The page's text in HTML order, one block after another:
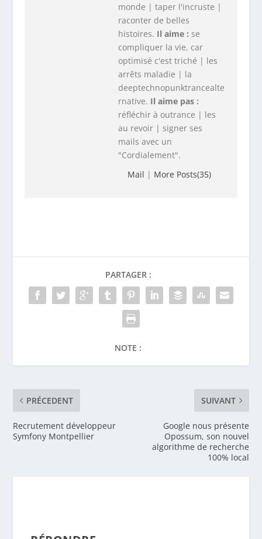
monde | taper l'incruste |
raconter de belles
histoires. Il aime : se
compliquer la vie, car
optimisé c'est triché | les
arrêts maladie | la
deeptechnopunktrancealte
rnative. Il aime pas :
réfléchir à outrance | les
au revoir | signer ses
mails avec un
"Cordialement".
Mail | More Posts(35)
PARTAGER :
NOTE :
PRÉCEDENT
Recrutement développeur
Symfony Montpellier
SUIVANT
Google nous présente
Opossum, son nouvel
algorithme de recherche
100% local